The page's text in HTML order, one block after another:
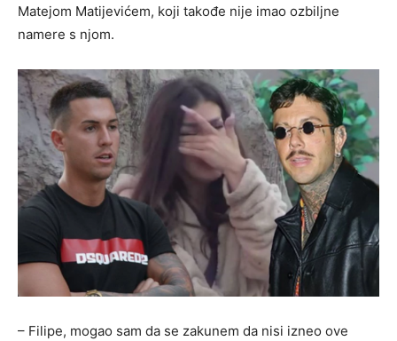
Matejom Matijevićem, koji takođe nije imao ozbiljne
namere s njom.
– Filipe, mogao sam da se zakunem da nisi izneo ove